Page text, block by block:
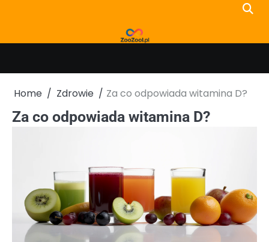
Home Zdrowie Za co odpowiada witamina D?
Za co odpowiada witamina D?